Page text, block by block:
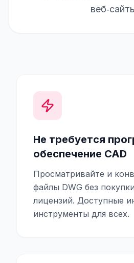
Не требуется
обеспечение CAD
Просматривайте и
файлы DWG без
лицензий. Доступные
инструменты для всех.